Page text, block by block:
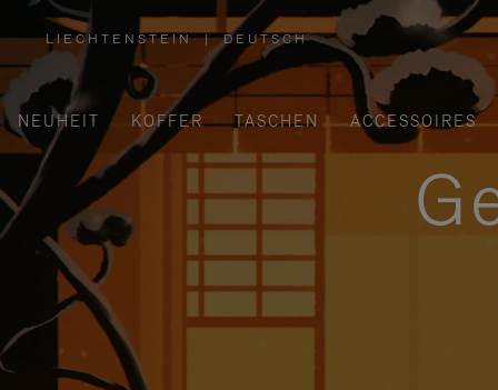
LIECHTENSTEIN
,
WÄHLEN
SIE
IHRE
REGION
AUS
| DEUTSCH
NEUHEIT KOFFER TASCHEN ACCESSOIRES